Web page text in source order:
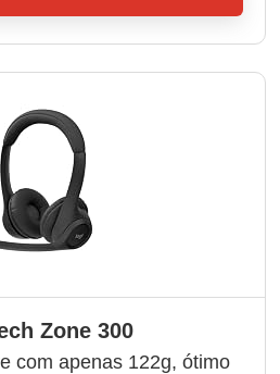
Zone 300
com apenas 122g, ótimo